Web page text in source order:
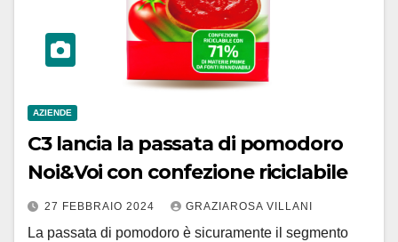
AZIENDE
C3 lancia la passata di pomodoro
Noi&Voi con confezione riciclabile
27 FEBBRAIO 2024 GRAZIAROSA VILLANI
La passata di pomodoro è sicuramente il segmento